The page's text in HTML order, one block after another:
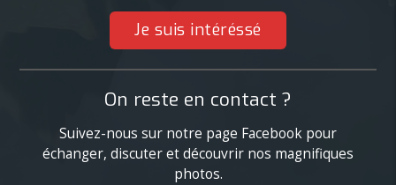
Je suis intéréssé
On reste en contact ?
Suivez-nous sur notre page Facebook pour
échanger, discuter et découvrir nos magnifiques
photos.